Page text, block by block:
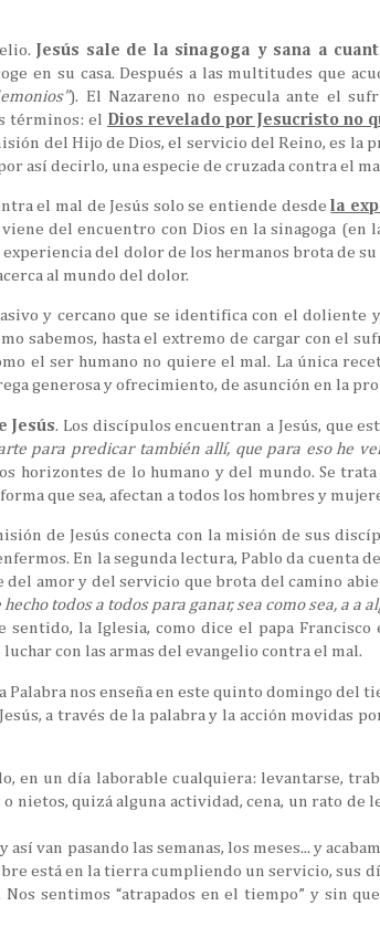
Jesús sale de la sinagoga y sana a
en su casa. Después a las multitudes que
). El Nazareno no especula ante el
términos: el Dios revelado por Jesucristo no
del Hijo de Dios, el servicio del Reino, es la
así decirlo, una especie de cruzada contra el
el mal de Jesús solo se entiende desde la
del encuentro con Dios en la sinagoga (en
experiencia del dolor de los hermanos brota de
al mundo del dolor.
y cercano que se identifica con el doliente
sabemos, hasta el extremo de cargar con el
el ser humano no quiere el mal. La única
generosa y ofrecimiento, de asunción en la
Jesús. Los discípulos encuentran a Jesús, que
para predicar también allí, que para eso he
horizontes de lo humano y del mundo. Se
que sea, afectan a todos los hombres y
de Jesús conecta con la misión de sus
En la segunda lectura, Pablo da cuenta
amor y del servicio que brota del camino
todos a todos para ganar, sea como sea, a a
sentido, la Iglesia, como dice el papa
luchar con las armas del evangelio contra el mal.
Palabra nos enseña en este quinto domingo del
a través de la palabra y la acción movidas
en un día laborable cualquiera: levantarse,
nietos, quizá alguna actividad, cena, un rato de
van pasando las semanas, los meses... y
está en la tierra cumpliendo un servicio, sus
sentimos “atrapados en el tiempo” y sin